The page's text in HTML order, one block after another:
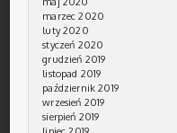
marzec 2020
luty 2020
styczeń 2020
grudzień 2019
listopad 2019
październik 2019
wrzesień 2019
sierpień 2019